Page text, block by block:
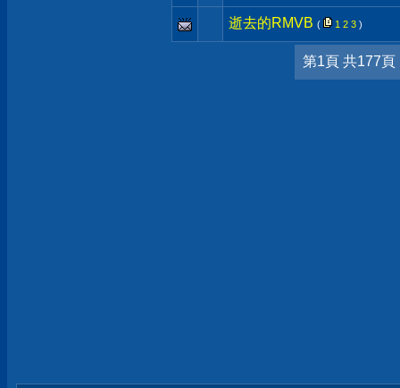
逝去的RMVB ( 1 2 3 )
第1頁 共177頁